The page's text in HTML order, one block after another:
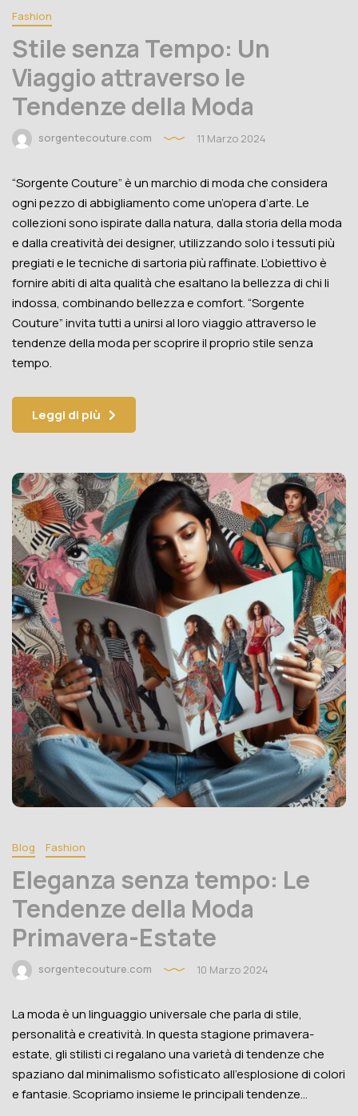
Fashion
Stile senza Tempo: Un
Viaggio attraverso le
Tendenze della Moda
sorgentecouture.com 11 Marzo 2024
“Sorgente Couture” è un marchio di moda che considera
ogni pezzo di abbigliamento come un’opera d’arte. Le
collezioni sono ispirate dalla natura, dalla storia della moda
e dalla creatività dei designer, utilizzando solo i tessuti più
pregiati e le tecniche di sartoria più raffinate. L’obiettivo è
fornire abiti di alta qualità che esaltano la bellezza di chi li
indossa, combinando bellezza e comfort. “Sorgente
Couture” invita tutti a unirsi al loro viaggio attraverso le
tendenze della moda per scoprire il proprio stile senza
tempo.
Leggi di più
Blog Fashion
Eleganza senza tempo: Le
Tendenze della Moda
Primavera-Estate
sorgentecouture.com 10 Marzo 2024
La moda è un linguaggio universale che parla di stile,
personalità e creatività. In questa stagione primavera-
estate, gli stilisti ci regalano una varietà di tendenze che
spaziano dal minimalismo sofisticato all’esplosione di colori
e fantasie. Scopriamo insieme le principali tendenze…